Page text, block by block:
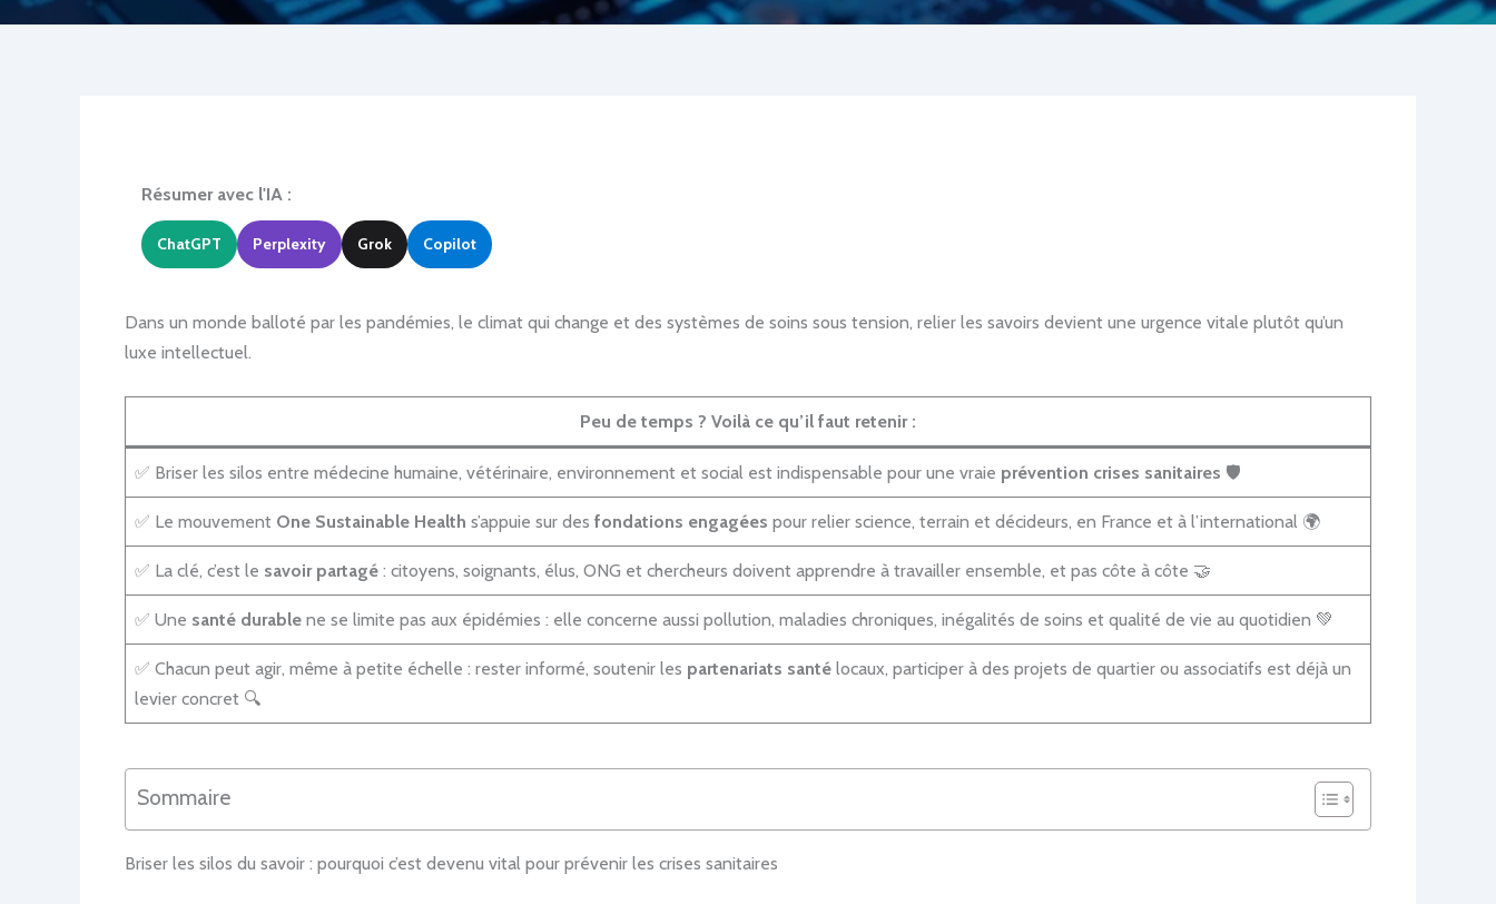
Résumer avec l'IA :
ChatGPT Perplexity Grok Copilot
Dans un monde balloté par les pandémies, le climat qui change et des systèmes de soins sous tension, relier les savoirs devient une urgence vitale plutôt qu’un
luxe intellectuel.
Peu de temps ? Voilà ce qu’il faut retenir :
✅ Briser les silos entre médecine humaine, vétérinaire, environnement et social est indispensable pour une vraie prévention crises sanitaires 🛡️
✅ Le mouvement One Sustainable Health s’appuie sur des fondations engagées pour relier science, terrain et décideurs, en France et à l’international 🌍
✅ La clé, c’est le savoir partagé : citoyens, soignants, élus, ONG et chercheurs doivent apprendre à travailler ensemble, et pas côte à côte 🤝
✅ Une santé durable ne se limite pas aux épidémies : elle concerne aussi pollution, maladies chroniques, inégalités de soins et qualité de vie au quotidien 💚
✅ Chacun peut agir, même à petite échelle : rester informé, soutenir les partenariats santé locaux, participer à des projets de quartier ou associatifs est déjà un
levier concret 🔍
Sommaire
Briser les silos du savoir : pourquoi c’est devenu vital pour prévenir les crises sanitaires